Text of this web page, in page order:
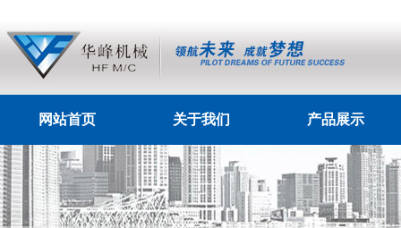
网站首页 关于我们 产品展示